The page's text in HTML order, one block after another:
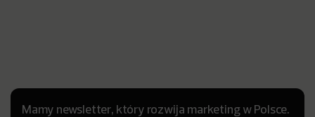
Mamy newsletter, który rozwija marketing w Polsce.